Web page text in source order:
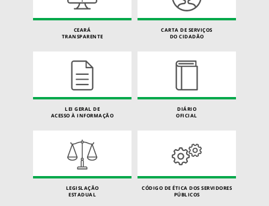
CEARÁ
TRANSPARENTE
CARTA DE SERVIÇOS
DO CIDADÃO
LEI GERAL DE
ACESSO À INFORMAÇÃO
DIÁRIO
OFICIAL
LEGISLAÇÃO
ESTADUAL
CÓDIGO DE ÉTICA DOS SERVIDORES
PÚBLICOS